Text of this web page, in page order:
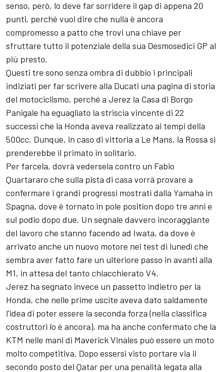
senso, però, lo deve far sorridere il gap di appena 20
punti, perché vuol dire che nulla è ancora
compromesso a patto che trovi una chiave per
sfruttare tutto il potenziale della sua Desmosedici GP al
più presto.
Questi tre sono senza ombra di dubbio i principali
indiziati per far scrivere alla Ducati una pagina di storia
del motociclismo, perché a Jerez la Casa di Borgo
Panigale ha eguagliato la striscia vincente di 22
successi che la Honda aveva realizzato ai tempi della
500cc. Dunque, in caso di vittoria a Le Mans, la Rossa si
prenderebbe il primato in solitario.
Per farcela, dovrà vedersela contro un Fabio
Quartararo che sulla pista di casa vorrà provare a
confermare i grandi progressi mostrati dalla Yamaha in
Spagna, dove è tornato in pole position dopo tre anni e
sul podio dopo due. Un segnale davvero incoraggiante
del lavoro che stanno facendo ad Iwata, da dove è
arrivato anche un nuovo motore nei test di lunedì che
sembra aver fatto fare un ulteriore passo in avanti alla
M1, in attesa del tanto chiacchierato V4.
Jerez ha segnato invece un passetto indietro per la
Honda, che nelle prime uscite aveva dato saldamente
l'idea di poter essere la seconda forza (nella classifica
costruttori lo è ancora), ma ha anche confermato che la
KTM nelle mani di Maverick Vinales può essere un moto
molto competitiva. Dopo essersi visto portare via il
secondo posto del Qatar per una penalità legata alla